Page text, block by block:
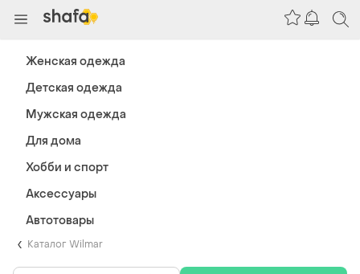
Каталог Wilmar
Женская одежда
Детская одежда
Мужская одежда
Для дома
Хобби и спорт
Аксессуары
Автотовары